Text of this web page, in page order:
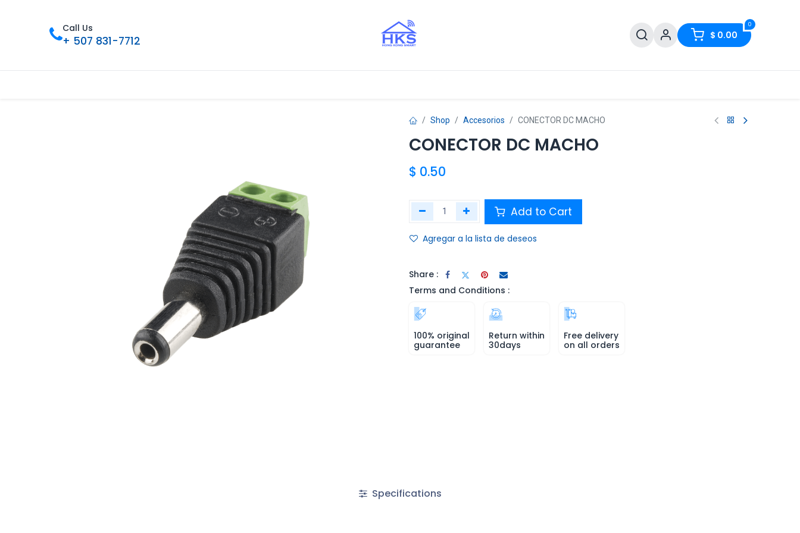
Call Us
+ 507 831-7712
0
$ 0.00
Shop Accesorios CONECTOR DC MACHO
CONECTOR DC MACHO
$ 0.50
Add to Cart
Agregar a la lista de deseos
Share :
Terms and Conditions :
100% original
guarantee
Return within
30days
Free delivery
on all orders
Specifications